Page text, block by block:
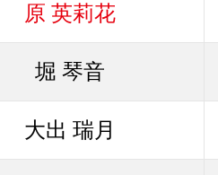
原 英莉花
堀 琴音
大出 瑞月